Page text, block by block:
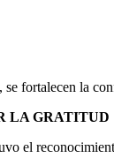
se fortalecen la
LA GRATITUD
el